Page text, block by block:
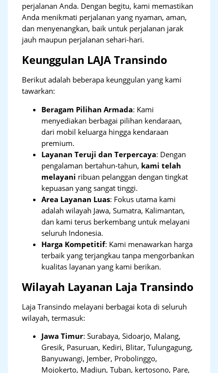
perjalanan Anda. Dengan begitu, kami memastikan
Anda menikmati perjalanan yang nyaman, aman,
dan menyenangkan, baik untuk perjalanan jarak
jauh maupun perjalanan sehari-hari.
Keunggulan LAJA Transindo
Berikut adalah beberapa keunggulan yang kami
tawarkan:
Beragam Pilihan Armada: Kami
menyediakan berbagai pilihan kendaraan,
dari mobil keluarga hingga kendaraan
premium.
Layanan Teruji dan Terpercaya: Dengan
pengalaman bertahun-tahun, kami telah
melayani ribuan pelanggan dengan tingkat
kepuasan yang sangat tinggi.
Area Layanan Luas: Fokus utama kami
adalah wilayah Jawa, Sumatra, Kalimantan,
dan kami terus berkembang untuk melayani
seluruh Indonesia.
Harga Kompetitif: Kami menawarkan harga
terbaik yang terjangkau tanpa mengorbankan
kualitas layanan yang kami berikan.
Wilayah Layanan Laja Transindo
Laja Transindo melayani berbagai kota di seluruh
wilayah, termasuk:
Jawa Timur:Surabaya, Sidoarjo, Malang,
Gresik, Pasuruan, Kediri, Blitar, Tulungagung,
Banyuwangi, Jember, Probolinggo,
Mojokerto, Madiun, Tuban, kertosono, Pare,